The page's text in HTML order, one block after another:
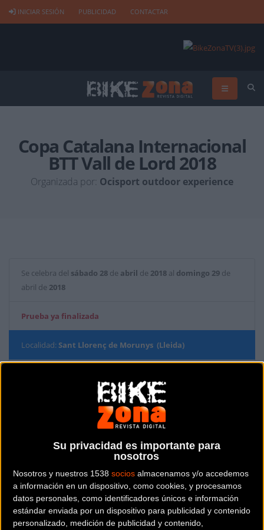
Su privacidad es importante para
nosotros
Nosotros y nuestros 1538 socios almacenamos y/o accedemos
a información en un dispositivo, como cookies, y procesamos
datos personales, como identificadores únicos e información
estándar enviada por un dispositivo para publicidad y contenido
personalizado, medición de publicidad y contenido,
INICIAR SESIÓN PUBLICIDAD CONTACTAR
Copa Catalana Internacional
BTT Vall de Lord 2018
Organizada por: Ocisport outdoor experience
Se celebra del sábado 28 de abril de 2018 al domingo 29 de
abril de 2018
Prueba ya finalizada
Localidad: Sant Llorenç de Morunys (Lleida)
MTB - Rally XC
Teléfono:938088091
Contactar